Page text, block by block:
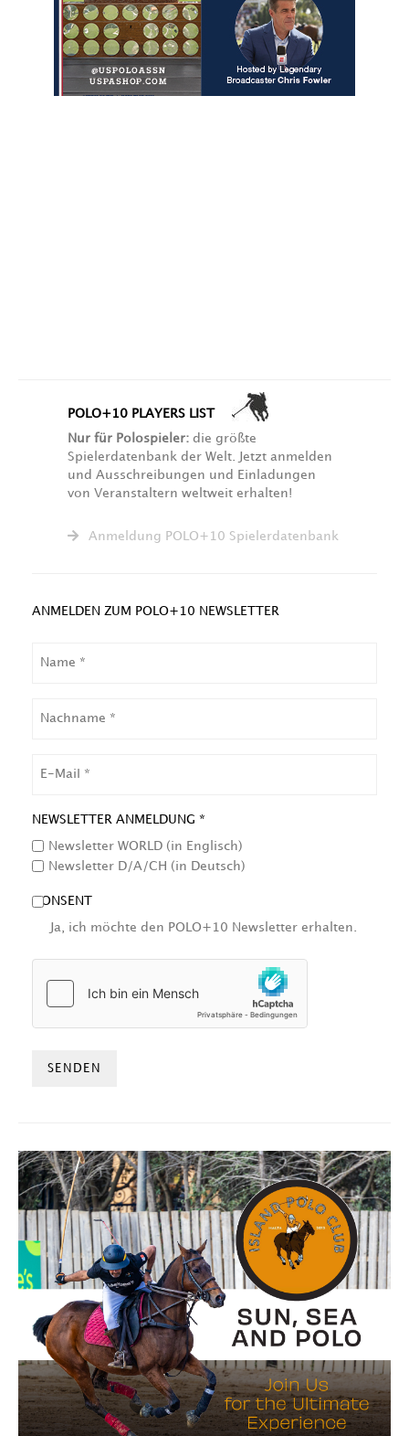
POLO+10 PLAYERS LIST
Nur für Polospieler: die größte
Spielerdatenbank der Welt. Jetzt anmelden
und Ausschreibungen und Einladungen
von Veranstaltern weltweit erhalten!
Anmeldung POLO+10 Spielerdatenbank
ANMELDEN ZUM POLO+10 NEWSLETTER
NEWSLETTER ANMELDUNG *
Newsletter WORLD (in Englisch)
Newsletter D/A/CH (in Deutsch)
CONSENT
Ja, ich möchte den POLO+10 Newsletter erhalten.